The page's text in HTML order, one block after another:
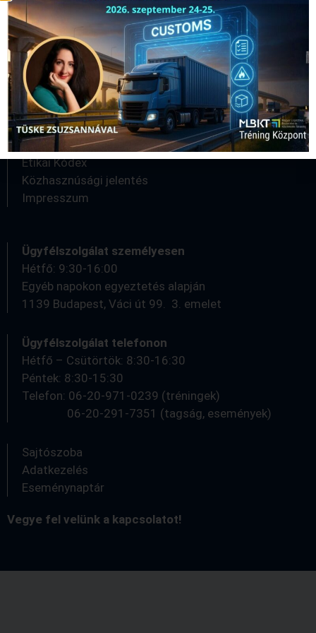
Kapcsolat
logisztika@logisztika.hu
Kérjük, amennyiben személyesen szeretne érdeklődni,
a hatékonyabb ügyfélkiszolgálás érdekében
egyeztessen időpontot kollégáinkkal!
Etikai Kódex
Közhasznúsági jelentés
Impresszum
Ügyfélszolgálat személyesen
Hétfő: 9:30-16:00
Egyéb napokon egyeztetés alapján
1139 Budapest, Váci út 99. 3. emelet
Ügyfélszolgálat telefonon
Hétfő – Csütörtök: 8:30-16:30
Péntek: 8:30-15:30
Telefon: 06-20-971-0239 (tréningek)
06-20-291-7351 (tagság, események)
Sajtószoba
Adatkezelés
Eseménynaptár
Vegye fel velünk a kapcsolatot!